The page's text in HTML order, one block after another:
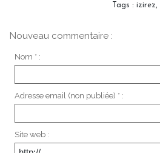
Tags : izirez
Nouveau commentaire :
Nom * :
Adresse email (non publiée) * :
Site web :